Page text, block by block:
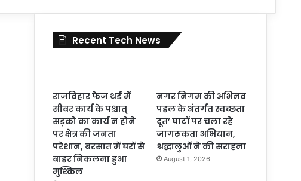
Recent Tech News
राजविहार फेज थर्ड में
सीवर कार्य के पश्चात्
सड़को का कार्य न होने
पर क्षेत्र की जनता
परेशान, बरसात में घरों से
बाहर निकलना हुआ
मुश्किल
नगर निगम की अभिनव
पहल के अंतर्गत स्वच्छता
दूत’ घाटों पर चला रहे
जागरूकता अभियान,
श्रद्धालुओं ने की सराहना
August 1, 2026